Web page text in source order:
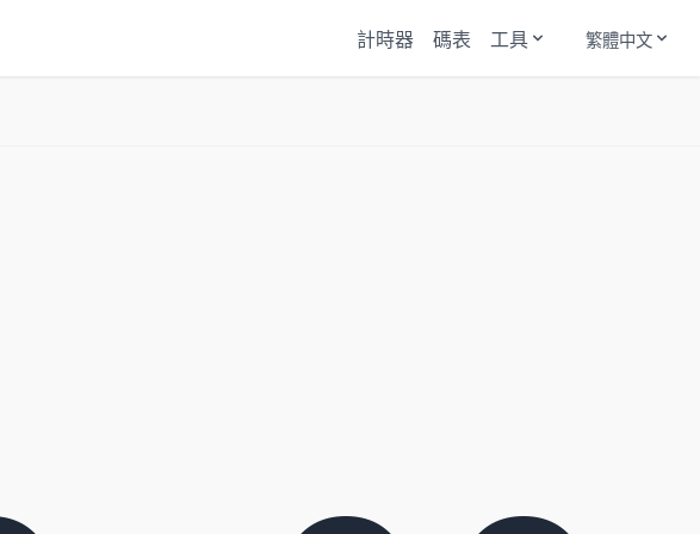
計時器 碼表 工具 繁體中文